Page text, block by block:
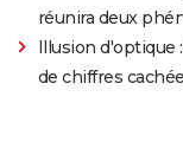
réunira deux
Illusion d'optique
de chiffres